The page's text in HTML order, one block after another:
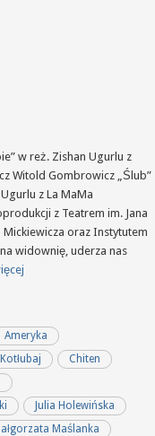
w reż. Zishan Ugurlu z
Witold Gombrowicz „Ślub”
z La MaMa
z Teatrem im. Jana
oraz Instytutem
widownię, uderza nas
Ameryka
Chiten
Julia Holewińska
Maślanka